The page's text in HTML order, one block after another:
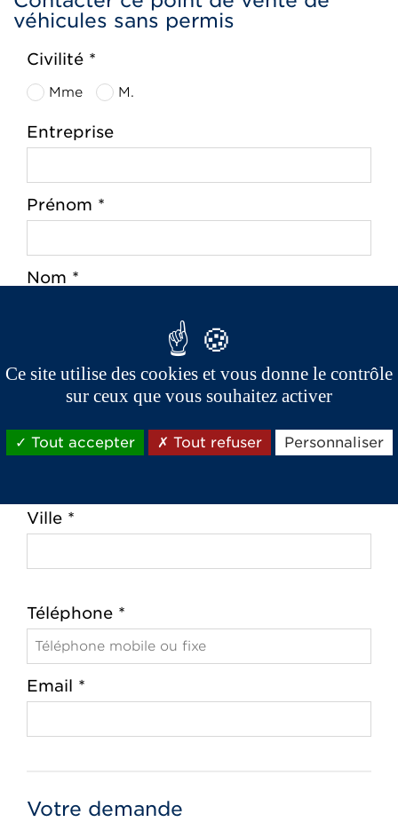
véhicules sans permis
Civilité *
Mme M.
Entreprise
Prénom *
Nom *
Adresse *
Code postal *
Ville *
Téléphone *
Email *
Votre demande
Ce site utilise des cookies et vous donne le contrôle
sur ceux que vous souhaitez activer
Tout accepter Tout refuser Personnaliser